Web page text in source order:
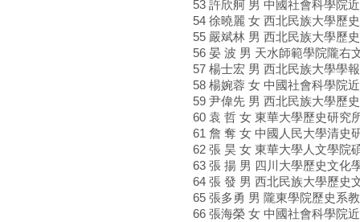
53 許欣舸 男 中國社會科學院
54 徐曉麗 女 西北民族大學歷
55 嚴斌林 男 西北民族大學歷
56 晏 波 男 天水師範學院隴右
57 楊士宏 男 西北民族大學學
58 楊婉蓉 女 中國社會科學院
59 尹偉先 男 西北民族大學歷
60 袁 哲 女 東華大學歷史研究
61 詹 奪 女 中國人民大學清史
62 張 昊 女 東華大學人文學院
63 張 揚 男 四川大學歷史文化
64 張 發 男 西北民族大學歷史
65 張多勇 男 隴東學院歷史系
66 張海榮 女 中國社會科學院